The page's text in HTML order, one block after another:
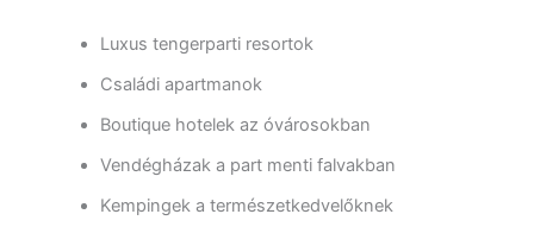
Luxus tengerparti resortok
Családi apartmanok
Boutique hotelek az óvárosokban
Vendégházak a part menti falvakban
Kempingek a természetkedvelőknek